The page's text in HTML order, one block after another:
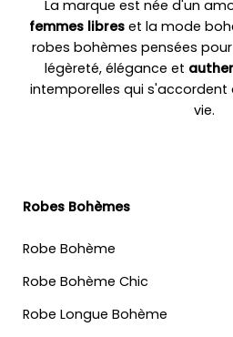
La marque est née d'un
femmes libres et la mode
robes bohèmes pensées
légèreté, élégance et
intemporelles qui
vie.
Robes Bohèmes
Robe Bohème
Robe Bohème Chic
Robe Longue Bohème